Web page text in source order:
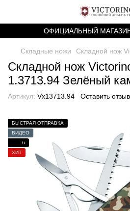
ОФИЦИАЛЬНЫЙ МАГАЗИН
Складные ножи Складной нож
Складной нож
1.3713.94 Зелёный
Артикул: Vx13713.94 Оставить отзыв
БЫСТРАЯ ОТПРАВКА
ВИДЕО
6
ХИТ